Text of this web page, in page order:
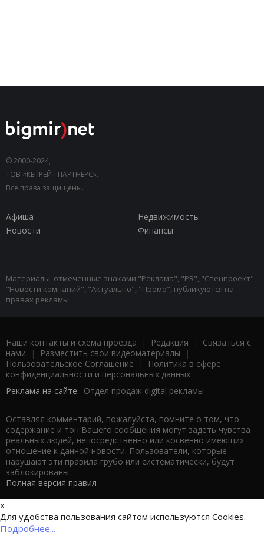
© 2000-2024,
ТОВ «КЕПРЕЙТ ПАРТНЕРС».
Все права защищены.
Афиша
Недвижимость
Новости
Финансы
Материалы, отмеченные знаками "Реклама", "PR", "Спецпроект",
"Новости компаний", "Актуально", "Промо", публикуются на
правах рекламы.
Наши контакты и схема проезда | Редакция | Связаться с
нами | Разместить свои видеоматериалы |
Пользовательское Соглашение |
Политика в сфере
конфиденциальности и персональных данных
Реклама на сайте: Отдел продаж digital рекламы
Оставляя комментарий, пожалуйста, помните о том, что
содержание и тон Вашего сообщения могут задеть чувства
реальных людей, непосредственно или косвенно имеющих
отношение к данной новости. Пользователи, которые
нарушают эти правила грубо или систематически, будут
заблокированы.
Полная версия правил
x
Для удобства пользования сайтом используются Cookies.
Подробнее...